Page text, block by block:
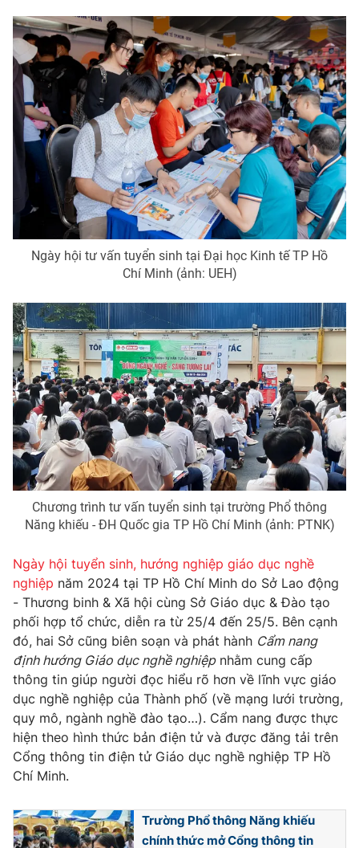
Thị trường
Tư vấn
Lịch phát sóng
Chuyên mục khác
Emagazine Podcast
Photo Infographic
Video Shorts video
VTV Money VTV Thể thao
Thị trường 24h Tấm lòng Việt
VTV4 Vươn mình bằng AI
VTV9 VTV8
Liên hệ tòa soạn English
THỜI BÁO VTV
Theo dõi báo trên
Cơ quan chủ quản:Đài Truyền hình Việt Nam
Cơ quan báo chí:
Thời báo VTV
Giấy phép hoạt động báo in và báo điện tử số 483/GP-BTTTT
cấp ngày 29/12/2023
Tổng Biên tập:
Nguyễn Trọng Ninh
Tổng đài VTV:024.38 355 931 - 024.38 355 932
Ngày hội tư vấn tuyển sinh tại Đại học Kinh tế TP Hồ
Chí Minh (ảnh: UEH)
Chương trình tư vấn tuyển sinh tại trường Phổ thông
Năng khiếu - ĐH Quốc gia TP Hồ Chí Minh (ảnh: PTNK)
Ngày hội tuyển sinh, hướng nghiệp giáo dục nghề
nghiệp năm 2024 tại TP Hồ Chí Minh do Sở Lao động
- Thương binh & Xã hội cùng Sở Giáo dục & Đào tạo
phối hợp tổ chức, diễn ra từ 25/4 đến 25/5. Bên cạnh
đó, hai Sở cũng biên soạn và phát hành Cẩm nang
định hướng Giáo dục nghề nghiệpnhằm cung cấp
thông tin giúp người đọc hiểu rõ hơn về lĩnh vực giáo
dục nghề nghiệp của Thành phố (về mạng lưới trường,
quy mô, ngành nghề đào tạo…). Cẩm nang được thực
hiện theo hình thức bản điện tử và được đăng tải trên
Cổng thông tin điện tử Giáo dục nghề nghiệp TP Hồ
Chí Minh.
Trường Phổ thông Năng khiếu
chính thức mở Cổng thông tin